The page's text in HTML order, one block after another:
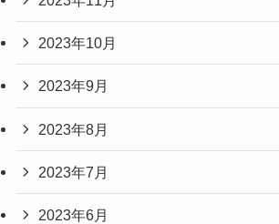
2023年10月
2023年9月
2023年8月
2023年7月
2023年6月